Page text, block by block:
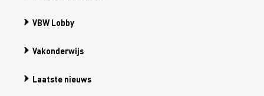
VBW Lobby
Vakonderwijs
Laatste nieuws